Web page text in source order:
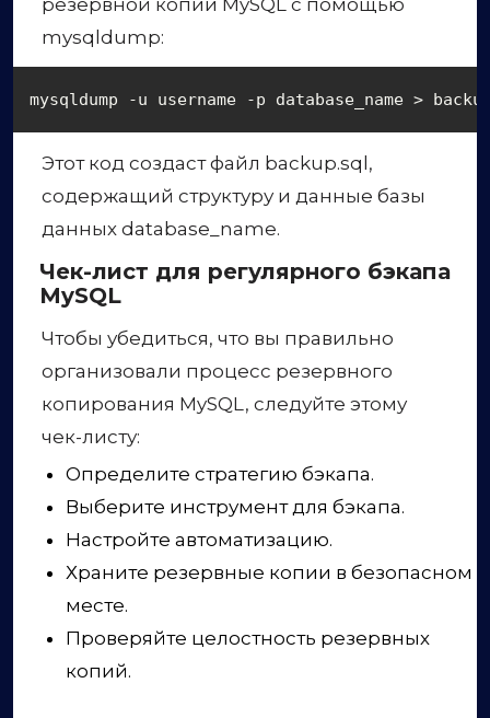
mysqldump:
mysqldump -u username -p database_name >
Этот код создаст файл backup.sql,
содержащий структуру и данные базы
данных database_name.
Чек-лист для регулярного бэкапа
MySQL
Чтобы убедиться, что вы правильно
организовали процесс резервного
копирования MySQL, следуйте этому
чек-листу:
Определите стратегию бэкапа.
Выберите инструмент для бэкапа.
Настройте автоматизацию.
Храните резервные копии в безопасном
месте.
Проверяйте целостность резервных
копий.